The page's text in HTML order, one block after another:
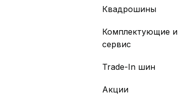
Квадрошины
Комплектующие и
сервис
Trade-In шин
Акции